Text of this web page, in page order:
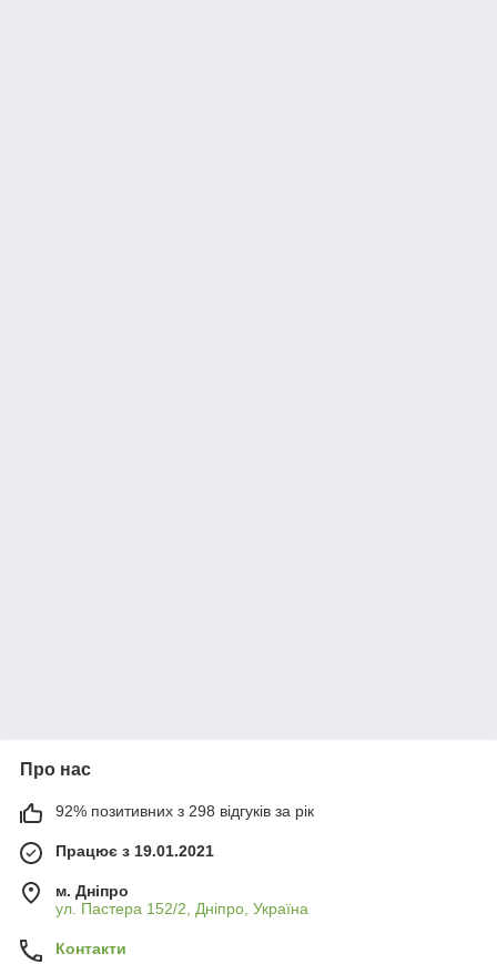
Про нас
92% позитивних з 298 відгуків за рік
Працює з 19.01.2021
м. Дніпро
ул. Пастера 152/2, Дніпро, Україна
Контакти